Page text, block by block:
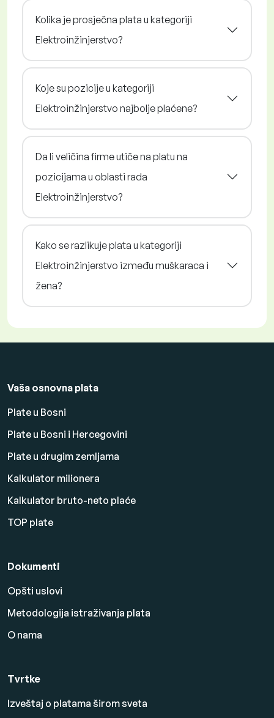
Kolika je prosječna plata u kategoriji
Elektroinžinjerstvo?
Koje su pozicije u kategoriji
Elektroinžinjerstvo najbolje plaćene?
Da li veličina firme utiče na platu na
pozicijama u oblasti rada
Elektroinžinjerstvo?
Kako se razlikuje plata u kategoriji
Elektroinžinjerstvo između muškaraca i
žena?
Vaša osnovna plata
Plate u Bosni
Plate u Bosni i Hercegovini
Plate u drugim zemljama
Kalkulator milionera
Kalkulator bruto-neto plaće
TOP plate
Dokumenti
Opšti uslovi
Metodologija istraživanja plata
O nama
Tvrtke
Izveštaj o platama širom sveta